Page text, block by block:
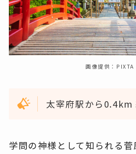
画像提供：PIXTA
太宰府駅から0.4km
学問の神様として知られる